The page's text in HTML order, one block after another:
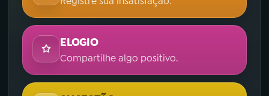
ELOGIO
Compartilhe algo positivo.